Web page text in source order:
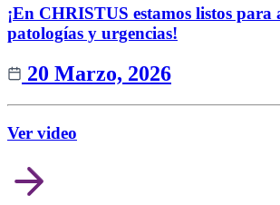
¡En CHRISTUS estamos listos para
patologías y urgencias!
20 Marzo, 2026
Ver video